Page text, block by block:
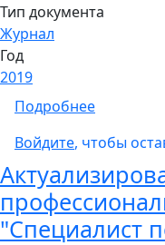
Тип документа
Журнал
Год
2019
Подробнеео
Войдите, чтобы
"Специалист